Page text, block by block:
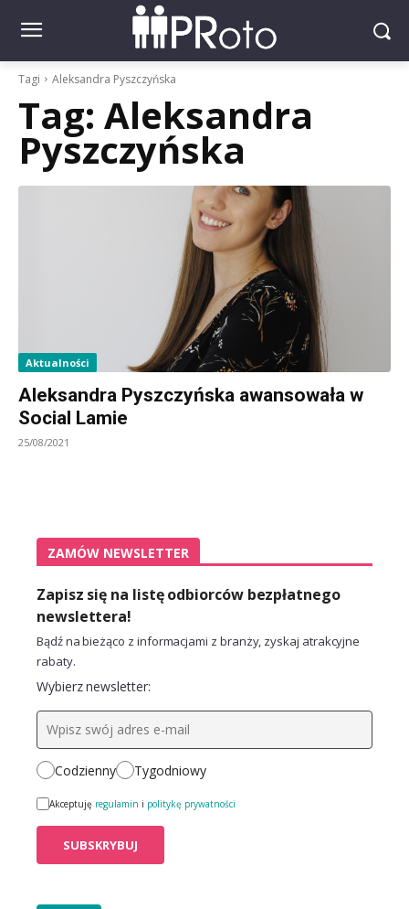
Tagi Aleksandra Pyszczyńska
Tag: Aleksandra
Pyszczyńska
Aktualności
Aleksandra Pyszczyńska awansowała w
Social Lamie
25/08/2021
ZAMÓW NEWSLETTER
Zapisz się na listę odbiorców bezpłatnego
newslettera!
Bądź na bieżąco z informacjami z branży, zyskaj atrakcyjne
rabaty.
Wybierz newsletter:
Codzienny Tygodniowy
Akceptuję regulamin i politykę prywatności